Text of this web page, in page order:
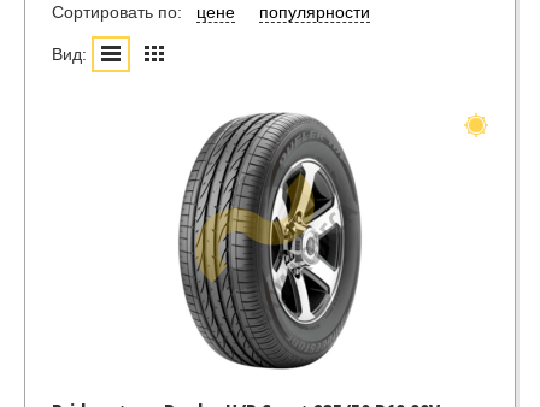
Сортировать по: цене популярности
Вид: